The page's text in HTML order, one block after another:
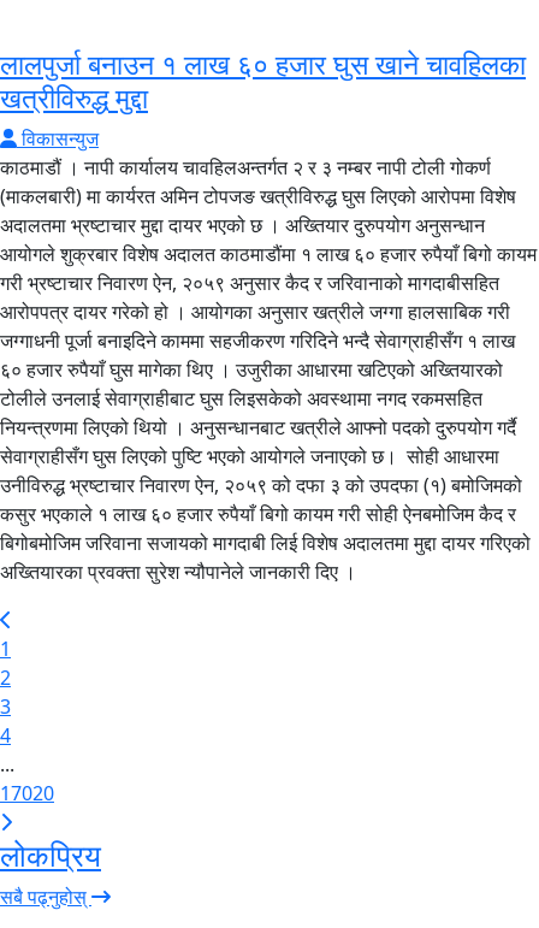
लालपुर्जा बनाउन १ लाख ६० हजार घुस खाने चावहिलका
खत्रीविरुद्ध मुद्दा
विकासन्युज
काठमाडौं । नापी कार्यालय चावहिलअन्तर्गत २ र ३ नम्बर नापी टोली गोकर्ण
(माकलबारी) मा कार्यरत अमिन टोपजङ खत्रीविरुद्ध घुस लिएको आरोपमा विशेष
अदालतमा भ्रष्टाचार मुद्दा दायर भएको छ । अख्तियार दुरुपयोग अनुसन्धान
आयोगले शुक्रबार विशेष अदालत काठमाडौंमा १ लाख ६० हजार रुपैयाँ बिगो कायम
गरी भ्रष्टाचार निवारण ऐन, २०५९ अनुसार कैद र जरिवानाको मागदाबीसहित
आरोपपत्र दायर गरेको हो । आयोगका अनुसार खत्रीले जग्गा हालसाबिक गरी
जग्गाधनी पूर्जा बनाइदिने काममा सहजीकरण गरिदिने भन्दै सेवाग्राहीसँग १ लाख
६० हजार रुपैयाँ घुस मागेका थिए । उजुरीका आधारमा खटिएको अख्तियारको
टोलीले उनलाई सेवाग्राहीबाट घुस लिइसकेको अवस्थामा नगद रकमसहित
नियन्त्रणमा लिएको थियो । अनुसन्धानबाट खत्रीले आफ्नो पदको दुरुपयोग गर्दै
सेवाग्राहीसँग घुस लिएको पुष्टि भएको आयोगले जनाएको छ। सोही आधारमा
उनीविरुद्ध भ्रष्टाचार निवारण ऐन, २०५९ को दफा ३ को उपदफा (१) बमोजिमको
कसुर भएकाले १ लाख ६० हजार रुपैयाँ बिगो कायम गरी सोही ऐनबमोजिम कैद र
बिगोबमोजिम जरिवाना सजायको मागदाबी लिई विशेष अदालतमा मुद्दा दायर गरिएको
अख्तियारका प्रवक्ता सुरेश न्यौपानेले जानकारी दिए ।
1
2
3
4
...
17020
लोकप्रिय
सबै पढ्नुहोस्